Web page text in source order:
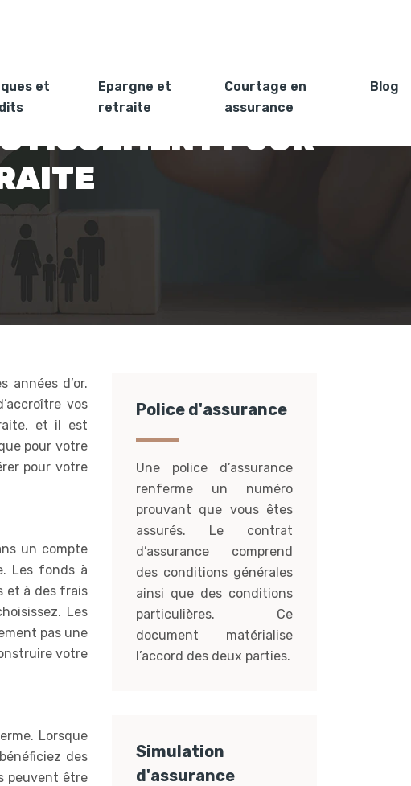
et
Epargne et
retraite
Courtage en
assurance
Blog
POUR
années d’or.
vos
et il est
pour votre
pour votre
un compte
Les fonds à
et à des frais
Les
pas une
votre
Lorsque
des
peuvent être
Police d'assurance
Une police d’assurance
renferme un numéro
prouvant que vous êtes
assurés. Le contrat
d’assurance comprend
des conditions générales
ainsi que des conditions
particulières. Ce
document matérialise
l’accord des deux parties.
Simulation
d'assurance